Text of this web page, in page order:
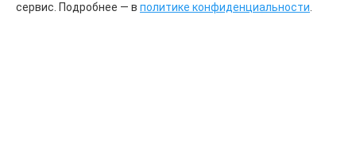
Молекулярно генетический центр «ДТЛ»
сервис. Подробнее — в политике конфиденциальности